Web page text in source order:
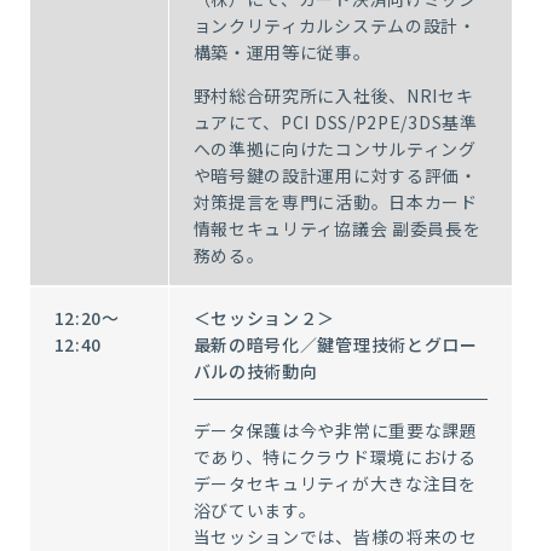
ョンクリティカルシステムの設計・
構築・運用等に従事。
野村総合研究所に入社後、NRIセキ
ュアにて、PCI DSS/P2PE/3DS基準
への準拠に向けたコンサルティング
や暗号鍵の設計運用に対する評価・
対策提言を専門に活動。日本カード
情報セキュリティ協議会 副委員長を
務める。
12:20～
12:40
＜セッション２＞
最新の暗号化／鍵管理技術とグロー
バルの技術動向
データ保護は今や非常に重要な課題
であり、特にクラウド環境における
データセキュリティが大きな注目を
浴びています。
当セッションでは、皆様の将来のセ